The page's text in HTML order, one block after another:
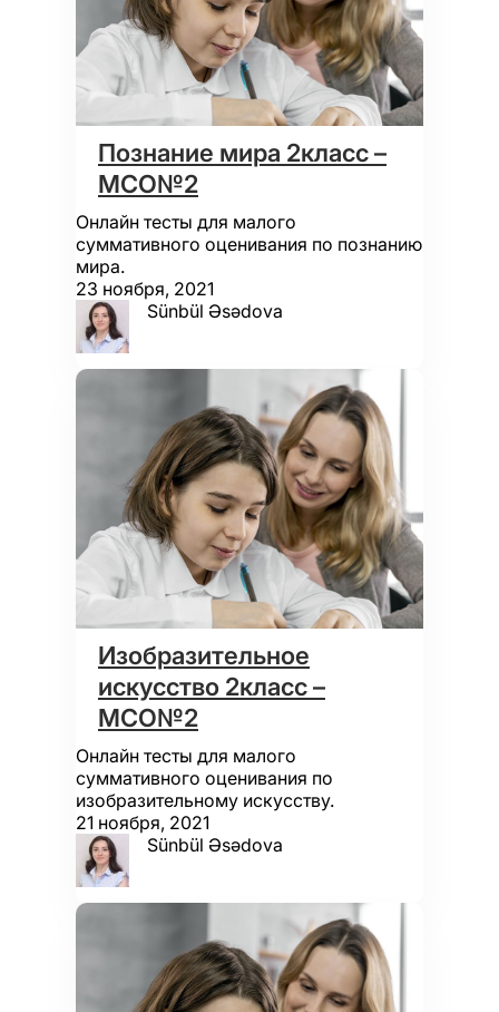
Познание мира 2класс –
МСО№2
Онлайн тесты для малого
суммативного оценивания по познанию
мира.
23 ноября, 2021
Sünbül Əsədova
Изобразительное
искусство 2класс –
МСО№2
Онлайн тесты для малого
суммативного оценивания по
изобразительному искусству.
21 ноября, 2021
Sünbül Əsədova